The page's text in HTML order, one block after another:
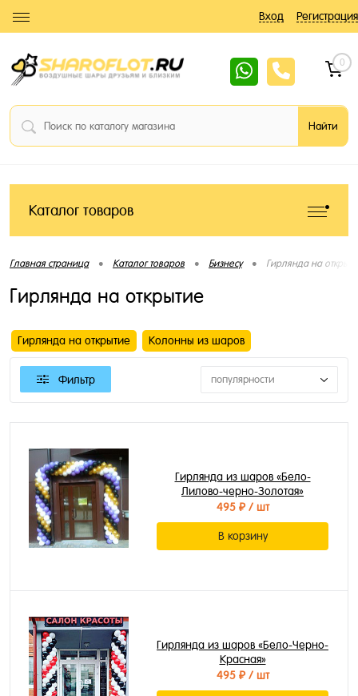
Вход Регистрация
0
Каталог товаров
Главная страница • Каталог товаров • Бизнесу • Гирлянда на
Гирлянда на открытие
Гирлянда на открытие Колонны из шаров
Фильтр популярности
Гирлянда из шаров «Бело-
Лилово-черно-Золотая»
495 ₽/ шт
В корзину
Гирлянда из шаров «Бело-Черно-
Красная»
495 ₽/ шт